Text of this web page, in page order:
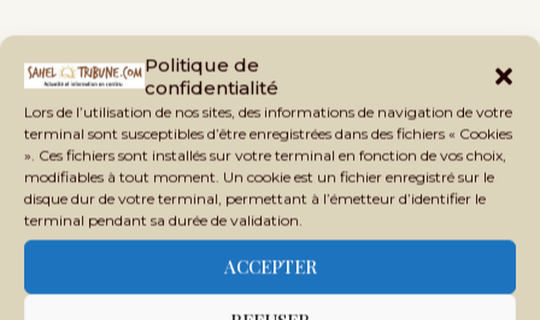
Politique de
confidentialité
Lors de l’utilisation de nos sites, des informations de navigation de votre
terminal sont susceptibles d’être enregistrées dans des fichiers « Cookies
». Ces fichiers sont installés sur votre terminal en fonction de vos choix,
modifiables à tout moment. Un cookie est un fichier enregistré sur le
disque dur de votre terminal, permettant à l’émetteur d’identifier le
terminal pendant sa durée de validation.
ACCEPTER